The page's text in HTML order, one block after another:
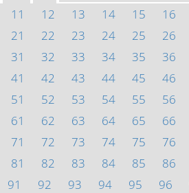
11
12 13 14 15 16
21
22 23 24 25 26
31
32 33 34 35 36
41
42 43 44 45 46
51
52 53 54 55 56
61
62 63 64 65 66
71
72 73 74 75 76
81
82 83 84 85 86
91
92 93 94 95 96